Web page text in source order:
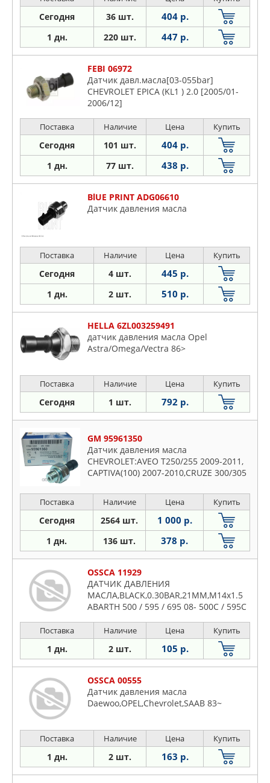
Сегодня 36 шт. 404 р.
1 дн. 220 шт. 447 р.
FEBI 06972
Датчик давл.масла[03-055bar]
CHEVROLET EPICA (KL1 ) 2.0 [2005/01-
2006/12]
Поставка Наличие Цена Купить
Сегодня 101 шт. 404 р.
1 дн. 77 шт. 438 р.
BlUE PRINT ADG06610
Датчик давления масла
Поставка Наличие Цена Купить
Сегодня 4 шт. 445 р.
1 дн. 2 шт. 510 р.
HELLA 6ZL003259491
датчик давления масла Opel
Astra/Omega/Vectra 86>
Поставка Наличие Цена Купить
Сегодня 1 шт. 792 р.
GM 95961350
Датчик давления масла
CHEVROLET:AVEO T250/255 2009-2011,
CAPTIVA(100) 2007-2010,CRUZE 300/305
Поставка Наличие Цена Купить
Сегодня 2564 шт. 1 000 р.
1 дн. 136 шт. 378 р.
OSSCA 11929
ДАТЧИК ДАВЛЕНИЯ
МАСЛА,BLACK,0.30BAR,21MM,M14x1.5
ABARTH 500 / 595 / 695 08- 500C / 595C
Поставка Наличие Цена Купить
1 дн. 2 шт. 105 р.
OSSCA 00555
Датчик давления масла
Daewoo,OPEL,Chevrolet,SAAB 83~
Поставка Наличие Цена Купить
1 дн. 2 шт. 163 р.